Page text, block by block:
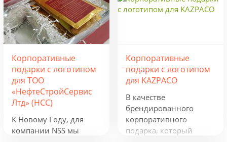
Корпоративные
подарки с логотипом
для ТОО
«НефтеСтройСервис
Лтд» (НСС)
К Новому Году, для
компании NSS мы
Корпоративные
подарки с логотипом
для KAZPACO
В качестве
брендированного
корпоративного
подарка, который